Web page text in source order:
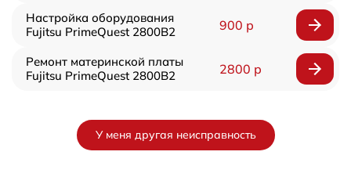
Настройка оборудования
Fujitsu PrimeQuest 2800B2
900 р
Ремонт материнской платы
Fujitsu PrimeQuest 2800B2
2800 р
У меня другая неисправность